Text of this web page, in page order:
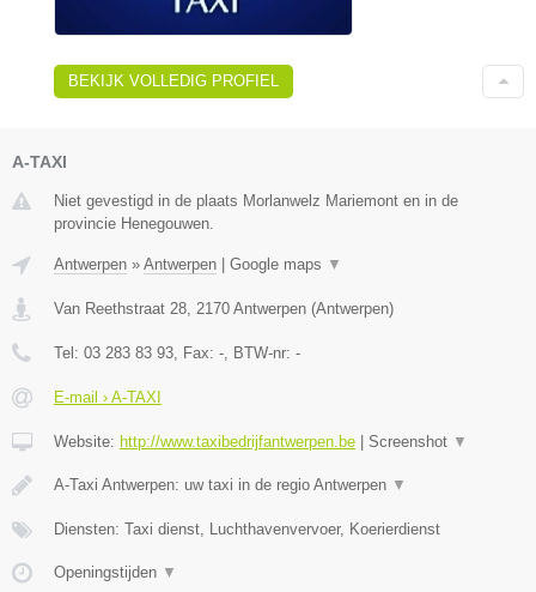
BEKIJK VOLLEDIG PROFIEL
A-TAXI
Niet gevestigd in de plaats Morlanwelz Mariemont en in de
provincie Henegouwen.
Antwerpen » Antwerpen Google maps ▼
Van Reethstraat 28, 2170 Antwerpen (Antwerpen)
Tel: 03 283 83 93, Fax: -, BTW-nr: -
E-mail › A-TAXI
Website: http://www.taxibedrijfantwerpen.be Screenshot ▼
A-Taxi Antwerpen: uw taxi in de regio Antwerpen ▼
Diensten: Taxi dienst, Luchthavenvervoer, Koerierdienst
Openingstijden ▼